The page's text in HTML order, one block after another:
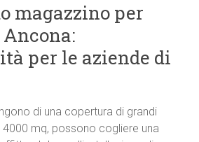
magazzino per
per le aziende di
di una copertura di grandi
mq, possono cogliere una